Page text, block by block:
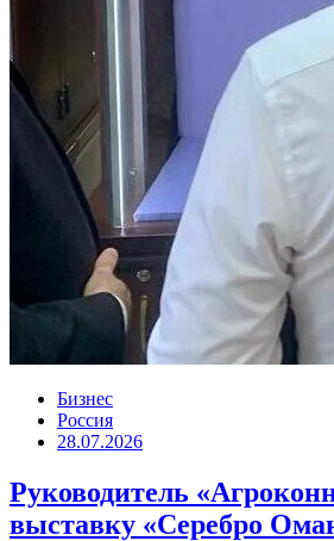
Бизнес
Россия
28.07.2026
Руководитель
выставку «Серебро